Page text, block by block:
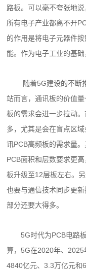
路板。可以毫不夸张地
所有电子产业都离不开
的作用是将电子元器件
能。作为电子工业的基
随着5G建设的不断推
站而言，通讯板的价值
板的需求会进一步拉动
多，尤其是会在盲点区
讯PCB高频板的需求量
PCB面积和层数要求更
板升级至12层板左右。
也要与通信技术同步更
部分还要大得多。
5G时代为PCB电路板
算，5G在2020年、
4840亿元、3.3万亿元和